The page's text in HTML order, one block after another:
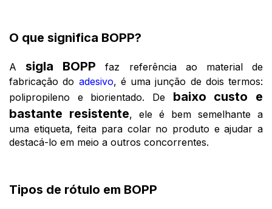
O que significa BOPP?
A sigla BOPP faz referência ao material de
fabricação do adesivo, é uma junção de dois termos:
polipropileno e biorientado. De baixo custo e
bastante resistente, ele é bem semelhante a
uma etiqueta, feita para colar no produto e ajudar a
destacá-lo em meio a outros concorrentes.
Tipos de rótulo em BOPP